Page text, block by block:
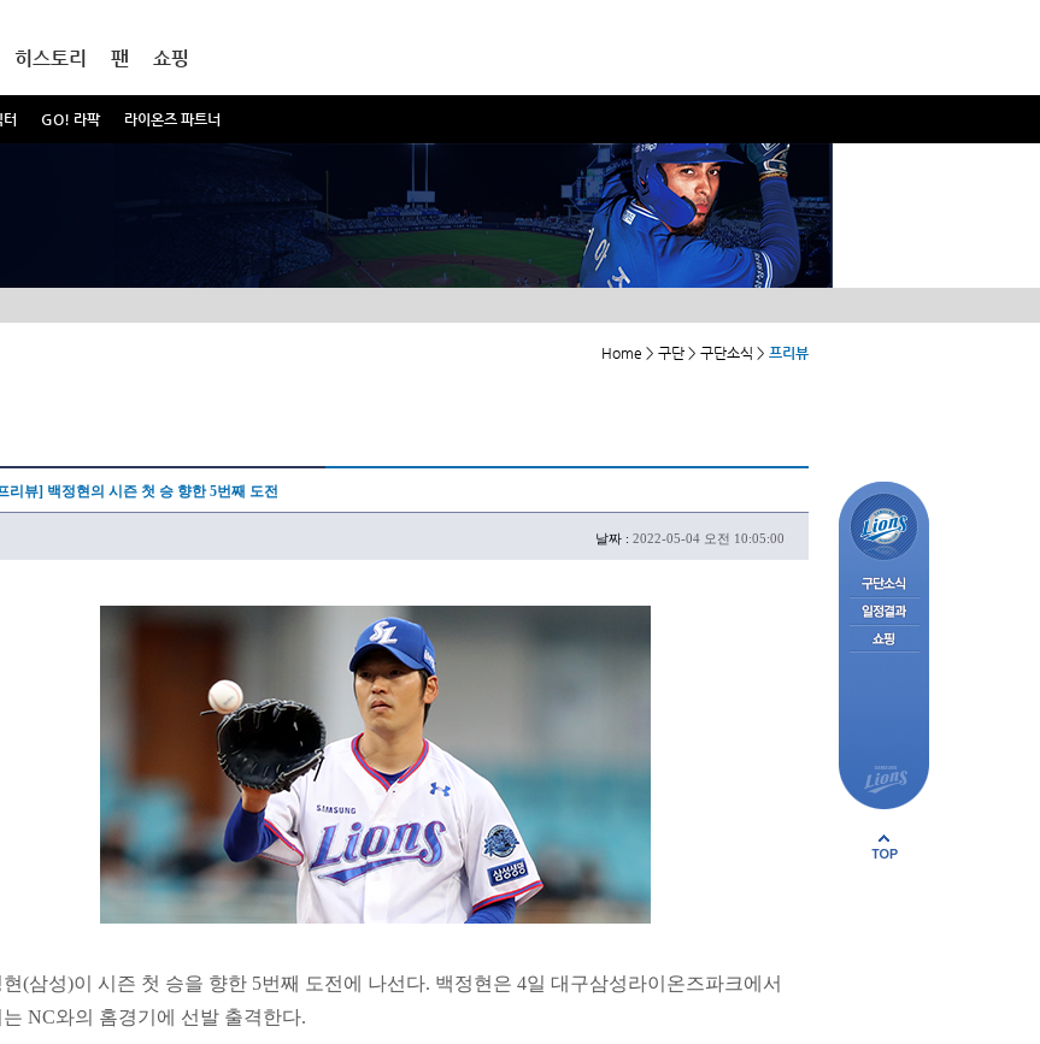
GO! 라팍 라이온즈 파트너
히스토리 팬 쇼핑
Home > 구단 > 구단소식 > 프리뷰
리뷰] 백정현의 시즌 첫 승 향한 5번째 도전
날짜 : 2022-05-04 오전 10:05:00
현(삼성)이 시즌 첫 승을 향한 5번째 도전에 나선다. 백정현은 4일 대구삼성라이온즈파크에서
는 NC와의 홈경기에 선발 출격한다.